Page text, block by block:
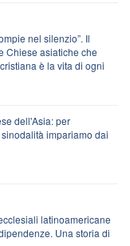
nel silenzio”. Il
Chiese asiatiche che
è la vita di ogni
dell'Asia: per
impariamo dai
latinoamericane
Una storia di